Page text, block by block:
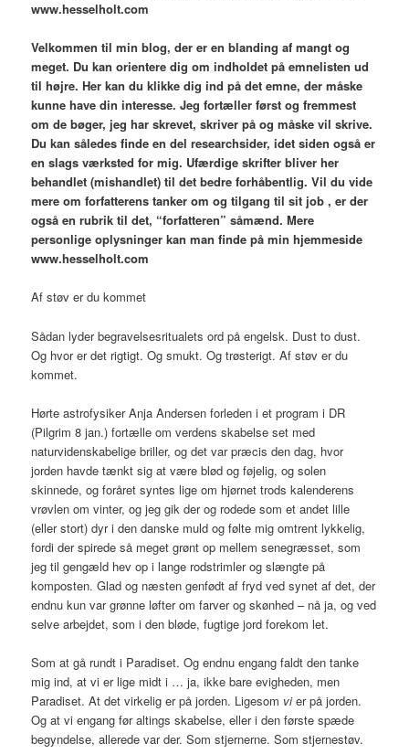
www.hesselholt.com
Velkommen til min blog, der er en blanding af mangt og
meget. Du kan orientere dig om indholdet på emnelisten ud
til højre. Her kan du klikke dig ind på det emne, der måske
kunne have din interesse. Jeg fortæller først og fremmest
om de bøger, jeg har skrevet, skriver på og måske vil skrive.
Du kan således finde en del researchsider, idet siden også er
en slags værksted for mig. Ufærdige skrifter bliver her
behandlet (mishandlet) til det bedre forhåbentlig. Vil du vide
mere om forfatterens tanker om og tilgang til sit job , er der
også en rubrik til det, “forfatteren” såmænd. Mere
personlige oplysninger kan man finde på min hjemmeside
www.hesselholt.com
Af støv er du kommet
Sådan lyder begravelsesritualets ord på engelsk. Dust to dust.
Og hvor er det rigtigt. Og smukt. Og trøsterigt. Af støv er du
kommet.
Hørte astrofysiker Anja Andersen forleden i et program i DR
(Pilgrim 8 jan.) fortælle om verdens skabelse set med
naturvidenskabelige briller, og det var præcis den dag, hvor
jorden havde tænkt sig at være blød og føjelig, og solen
skinnede, og foråret syntes lige om hjørnet trods kalenderens
vrøvlen om vinter, og jeg gik der og rodede som et andet lille
(eller stort) dyr i den danske muld og følte mig omtrent lykkelig,
fordi der spirede så meget grønt op mellem senegræsset, som
jeg til gengæld hev op i lange rodstrimler og slængte på
komposten. Glad og næsten genfødt af fryd ved synet af det, der
endnu kun var grønne løfter om farver og skønhed – nå ja, og ved
selve arbejdet, som i den bløde, fugtige jord forekom let.
Som at gå rundt i Paradiset. Og endnu engang faldt den tanke
mig ind, at vi er lige midt i … ja, ikke bare evigheden, men
Paradiset. At det virkelig er på jorden. Ligesom vier på jorden.
Og at vi engang før altings skabelse, eller i den første spæde
begyndelse, allerede var der. Som stjernerne. Som stjernestøv.